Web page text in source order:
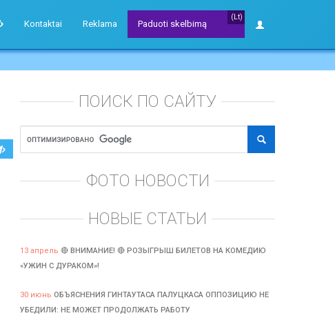
Kontaktai Reklama
(Lt)
Paduoti skelbimą
ПОИСК ПО САЙТУ
ФОТО НОВОСТИ
НОВЫЕ СТАТЬИ
13 апрель 🔴 ВНИМАНИЕ! 🔴 РОЗЫГРЫШ БИЛЕТОВ НА КОМЕДИЮ
«УЖИН С ДУРАКОМ»!
30 июнь ОБЪЯСНЕНИЯ ГИНТАУТАСА ПАЛУЦКАСА ОППОЗИЦИЮ НЕ
УБЕДИЛИ: НЕ МОЖЕТ ПРОДОЛЖАТЬ РАБОТУ